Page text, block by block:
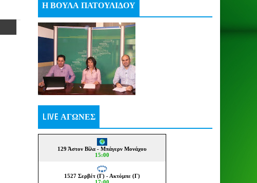
Η ΒΟΥΛΑ ΠΑΤΟΥΛΙΔΟΥ
LIVE ΑΓΩΝΕΣ